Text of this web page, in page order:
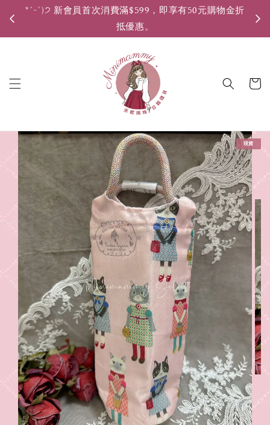
*ˊᵕˋ)੭ 新會員首次消費滿$599，即享有50元購物金折
抵優惠。
現貨